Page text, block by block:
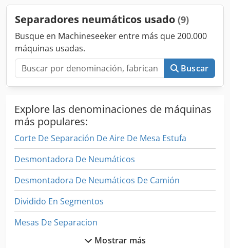
Separadores neumáticos usado (9)
Busque en Machineseeker entre más que 200.000
máquinas usadas.
Buscar
Explore las denominaciones de máquinas
más populares:
Corte De Separación De Aire De Mesa Estufa
Desmontadora De Neumáticos
Desmontadora De Neumáticos De Camión
Dividido En Segmentos
Mesas De Separacion
Neumaticos Y RuedasMostrar más